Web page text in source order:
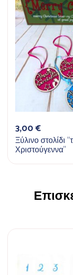
3,00€
Ξύλινο στολίδι
Χριστούγεννα”